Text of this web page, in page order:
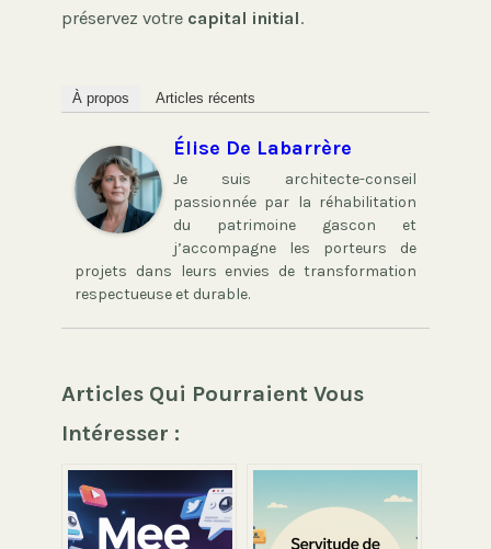
préservez votre capital initial.
À propos Articles récents
Élise De Labarrère
Je suis architecte-conseil
passionnée par la réhabilitation
du patrimoine gascon et
j’accompagne les porteurs de
projets dans leurs envies de transformation
respectueuse et durable.
Articles Qui Pourraient Vous
Intéresser :